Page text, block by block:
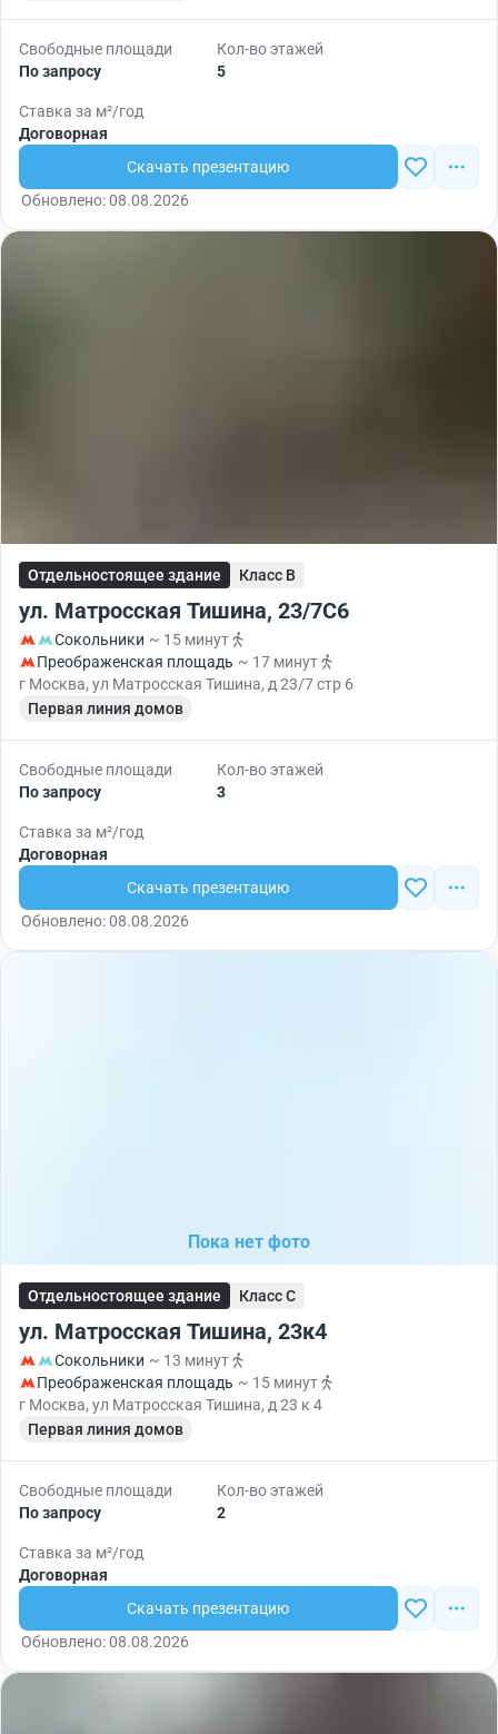
Свободные площади
По запросу
Кол-во этажей
5
Ставка за м²/год
Договорная
Скачать презентацию
Обновлено: 08.08.2026
Отдельностоящее здание Класс B
ул. Матросская Тишина, 23/7С6
Сокольники ~ 15 минут
Преображенская площадь ~ 17 минут
г Москва, ул Матросская Тишина, д 23/7 стр 6
Первая линия домов
Свободные площади
По запросу
Кол-во этажей
3
Ставка за м²/год
Договорная
Скачать презентацию
Обновлено: 08.08.2026
Пока нет фото
Отдельностоящее здание Класс C
ул. Матросская Тишина, 23к4
Сокольники ~ 13 минут
Преображенская площадь ~ 15 минут
г Москва, ул Матросская Тишина, д 23 к 4
Первая линия домов
Свободные площади
По запросу
Кол-во этажей
2
Ставка за м²/год
Договорная
Скачать презентацию
Обновлено: 08.08.2026